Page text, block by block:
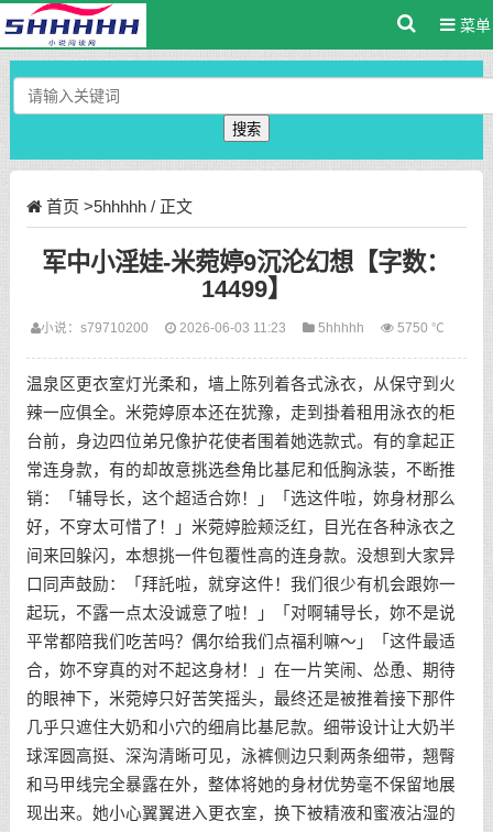
菜单
搜索
首页 >5hhhhh/ 正文
军中小淫娃-米菀婷9沉沦幻想【字数：
14499】
小说：s79710200 2026-06-03 11:23 5hhhhh 5750 ℃
温泉区更衣室灯光柔和，墙上陈列着各式泳衣，从保守到火
辣一应俱全。米菀婷原本还在犹豫，走到掛着租用泳衣的柜
台前，身边四位弟兄像护花使者围着她选款式。有的拿起正
常连身款，有的却故意挑选叁角比基尼和低胸泳装，不断推
销：「辅导长，这个超适合妳！」「选这件啦，妳身材那么
好，不穿太可惜了！」米菀婷脸颊泛红，目光在各种泳衣之
间来回躲闪，本想挑一件包覆性高的连身款。没想到大家异
口同声鼓励：「拜託啦，就穿这件！我们很少有机会跟妳一
起玩，不露一点太没诚意了啦！」「对啊辅导长，妳不是说
平常都陪我们吃苦吗？偶尔给我们点福利嘛～」「这件最适
合，妳不穿真的对不起这身材！」在一片笑闹、怂恿、期待
的眼神下，米菀婷只好苦笑摇头，最终还是被推着接下那件
几乎只遮住大奶和小穴的细肩比基尼款。细带设计让大奶半
球浑圆高挺、深沟清晰可见，泳裤侧边只剩两条细带，翘臀
和马甲线完全暴露在外，整体将她的身材优势毫不保留地展
现出来。她小心翼翼进入更衣室，换下被精液和蜜液沾湿的